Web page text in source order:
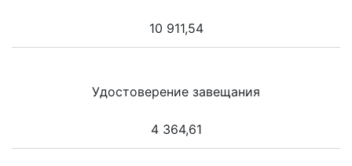
10 911,54
Удостоверение завещания
4 364,61